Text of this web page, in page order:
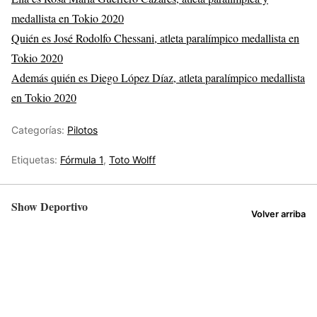
medallista en Tokio 2020
Quién es José Rodolfo Chessani, atleta paralímpico medallista en
Tokio 2020
Además quién es Diego López Díaz, atleta paralímpico medallista
en Tokio 2020
Categorías: Pilotos
Etiquetas: Fórmula 1, Toto Wolff
Show Deportivo Volver arriba